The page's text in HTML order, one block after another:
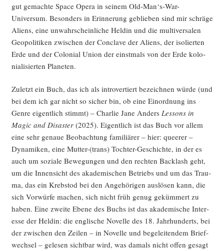
gut gemach­te Space Ope­ra in sei­nem Old-Man‘s‑War-
Universum. Beson­ders in Erin­ne­rung geblie­ben sind mir schrä­ge
Ali­ens, eine unwahr­schein­li­che Hel­din und die mul­ti­ver­sa­len
Geo­po­li­ti­ken zwi­schen der Con­cla­ve der Ali­ens, der iso­lier­ten
Erde und der Colo­ni­al Uni­on der einst­mals von der Erde kolo­
nia­li­sier­ten Planeten.
Zuletzt ein Buch, das ich als intro­ver­tiert bezeich­nen wür­de (und
bei dem ich gar nicht so sicher bin, ob eine Ein­ord­nung ins
Gen­re eigent­lich stimmt) – Char­lie Jane Anders Les­sons in
Magic and Dis­as­ter(2025). Eigent­lich ist das Buch vor allem
eine sehr genaue Beob­ach­tung fami­liä­rer – hier: quee­rer –
Dyna­mi­ken, eine Mutter-(trans) Toch­ter-Geschich­te, in der es
auch um sozia­le Bewe­gun­gen und den rech­ten Back­lash geht,
um die Innen­sicht des aka­de­mi­schen Betriebs und um das Trau­
ma, das ein Krebs­tod bei den Ange­hö­ri­gen aus­lö­sen kann, die
sich Vor­wür­fe machen, sich nicht früh genug geküm­mert zu
haben. Eine zwei­te Ebe­ne des Buchs ist das aka­de­mi­sche Inter­
es­se der Hel­din: die eng­li­sche Novel­le des 18. Jahr­hun­derts, bei
der zwi­schen den Zei­len – in Novel­le und bege­lei­ten­dem Brief­
wech­sel – gele­sen sicht­bar wird, was damals nicht offen gesagt